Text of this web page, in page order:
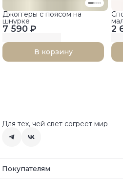
7 590 ₽
Джоггеры с поясом на
шнурке
В корзину
2
Для тех, чей свет согреет мир
Покупателям